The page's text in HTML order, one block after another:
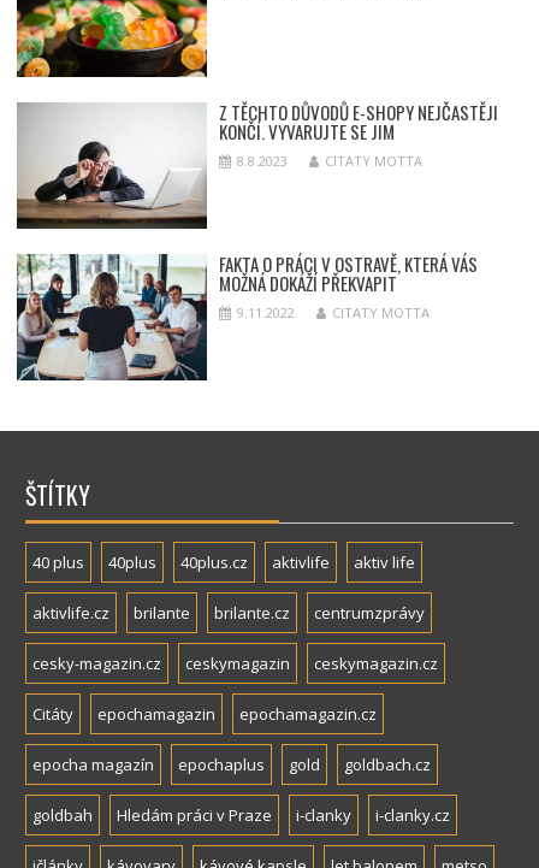
Z TĚCHTO DŮVODŮ E-SHOPY NEJČASTĚJI
KONČÍ. VYVARUJTE SE JIM
8.8.2023 CITATY MOTTA
FAKTA O PRÁCI V OSTRAVĚ, KTERÁ VÁS
MOŽNÁ DOKÁŽÍ PŘEKVAPIT
9.11.2022 CITATY MOTTA
ŠTÍTKY
40 plus 40plus 40plus.cz aktivlife aktiv life
aktivlife.cz brilante brilante.cz centrumzprávy
cesky-magazin.cz ceskymagazin ceskymagazin.cz
Citáty epochamagazin epochamagazin.cz
epocha magazín epochaplus gold goldbach.cz
goldbah Hledám práci v Praze i-clanky i-clanky.cz